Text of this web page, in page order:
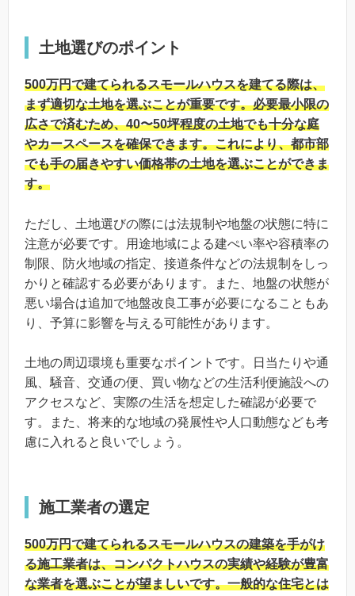
土地選びのポイント
500万円で建てられるスモールハウスを建てる際は、
まず適切な土地を選ぶことが重要です。必要最小限の
広さで済むため、40〜50坪程度の土地でも十分な庭
やカースペースを確保できます。これにより、都市部
でも手の届きやすい価格帯の土地を選ぶことができま
す。
ただし、土地選びの際には法規制や地盤の状態に特に
注意が必要です。用途地域による建ぺい率や容積率の
制限、防火地域の指定、接道条件などの法規制をしっ
かりと確認する必要があります。また、地盤の状態が
悪い場合は追加で地盤改良工事が必要になることもあ
り、予算に影響を与える可能性があります。
土地の周辺環境も重要なポイントです。日当たりや通
風、騒音、交通の便、買い物などの生活利便施設への
アクセスなど、実際の生活を想定した確認が必要で
す。また、将来的な地域の発展性や人口動態なども考
慮に入れると良いでしょう。
施工業者の選定
500万円で建てられるスモールハウスの建築を手がけ
る施工業者は、コンパクトハウスの実績や経験が豊富
な業者を選ぶことが望ましいです。一般的な住宅とは